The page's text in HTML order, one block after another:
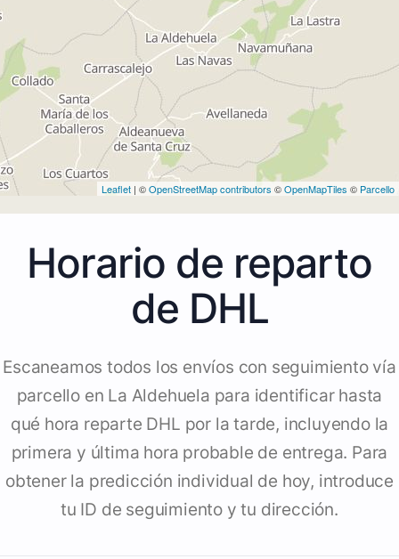
Leaflet | ©OpenStreetMap contributors ©OpenMapTiles © Parcello
Horario de reparto
de DHL
Escaneamos todos los envíos con seguimiento vía
parcello en La Aldehuela para identificar hasta
qué hora reparte DHL por la tarde, incluyendo la
primera y última hora probable de entrega. Para
obtener la predicción individual de hoy, introduce
tu ID de seguimiento y tu dirección.